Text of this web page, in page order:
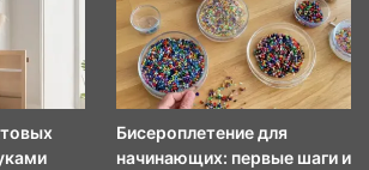
Бисероплетение для
начинающих: первые шаги и